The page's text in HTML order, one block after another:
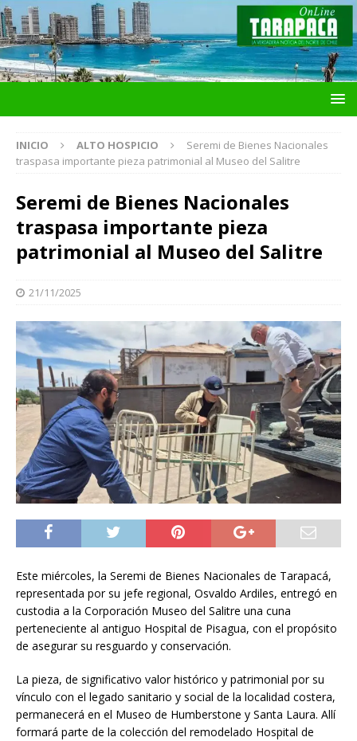
INICIO ALTO HOSPICIO
Seremi de Bienes Nacionales
traspasa importante pieza patrimonial al Museo del Salitre
Seremi de Bienes Nacionales
traspasa importante pieza
patrimonial al Museo del Salitre
21/11/2025
Este miércoles, la Seremi de Bienes Nacionales de Tarapacá,
representada por su jefe regional, Osvaldo Ardiles, entregó en
custodia a la Corporación Museo del Salitre una cuna
perteneciente al antiguo Hospital de Pisagua, con el propósito
de asegurar su resguardo y conservación.
La pieza, de significativo valor histórico y patrimonial por su
vínculo con el legado sanitario y social de la localidad costera,
permanecerá en el Museo de Humberstone y Santa Laura. Allí
formará parte de la colección del remodelado Hospital de